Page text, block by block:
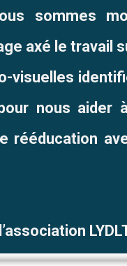
sommes
axé le travail
visuelles
nous
rééducation